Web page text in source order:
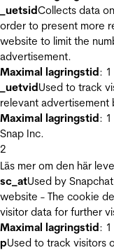
_uetsidCollects data
order to present more
website to limit the
advertisement.
Maximal lagringstid: 1
_uetvidUsed to track
relevant
Maximal lagringstid: 1
Snap Inc.
2
Läs mer om den här
sc_atUsed by
website - The cookie
visitor data for further
Maximal lagringstid: 1
pUsed to track visitors